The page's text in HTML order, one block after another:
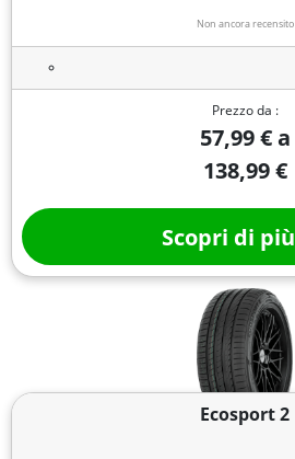
Non ancora recensito
Prezzo da :
57,99 € a
138,99 €
Scopri di più
Ecosport 2